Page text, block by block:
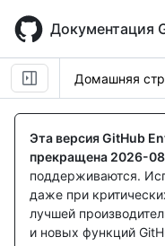
main
content
Документация
Домашняя
Эта версия GitHub
прекращена 2026-
поддерживаются.
даже при
лучшей
и новых функций
Имя., Тип,
Description
Имя., Тип,
Description
Имя., Тип,
Description